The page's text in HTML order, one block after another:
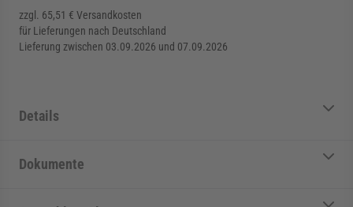
zzgl. 65,51 € Versandkosten
für Lieferungen nach Deutschland
Lieferung zwischen 03.09.2026 und 07.09.2026
Details
Dokumente